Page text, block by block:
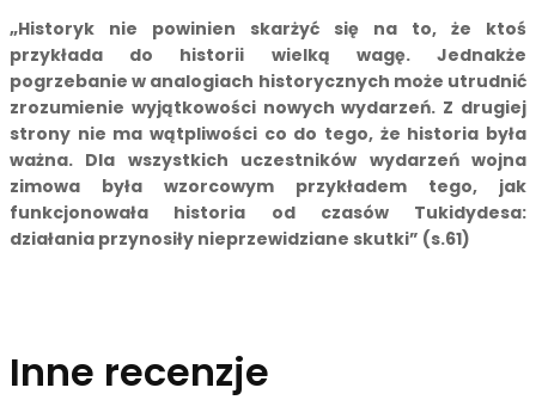
„Historyk nie powinien skarżyć się na to, że ktoś
przykłada do historii wielką wagę. Jednakże
pogrzebanie w analogiach historycznych może utrudnić
zrozumienie wyjątkowości nowych wydarzeń. Z drugiej
strony nie ma wątpliwości co do tego, że historia była
ważna. Dla wszystkich uczestników wydarzeń wojna
zimowa była wzorcowym przykładem tego, jak
funkcjonowała historia od czasów Tukidydesa:
działania przynosiły nieprzewidziane skutki” (s.61)
Inne recenzje